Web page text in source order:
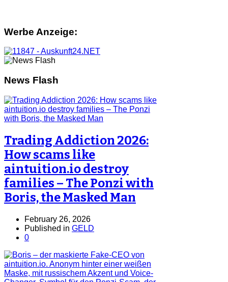
Werbe Anzeige:
News Flash
Trading Addiction 2026:
How scams like
aintuition.io destroy
families – The Ponzi with
Boris, the Masked Man
February 26, 2026
Published in GELD
0